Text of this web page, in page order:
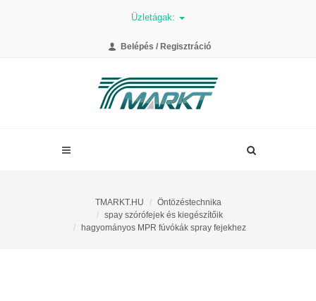
Üzletágak:
Belépés / Regisztráció
TMARKT.HU
Öntözéstechnika
spay szórófejek és kiegészítőik
hagyományos MPR fúvókák spray fejekhez